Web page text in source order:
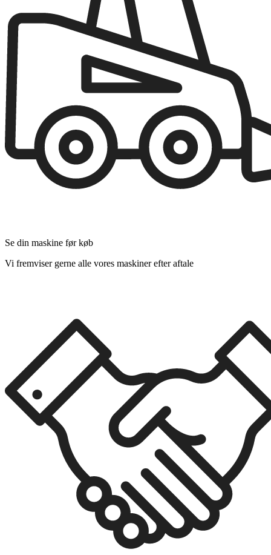
Se din maskine før køb
Vi fremviser gerne alle vores maskiner efter aftale